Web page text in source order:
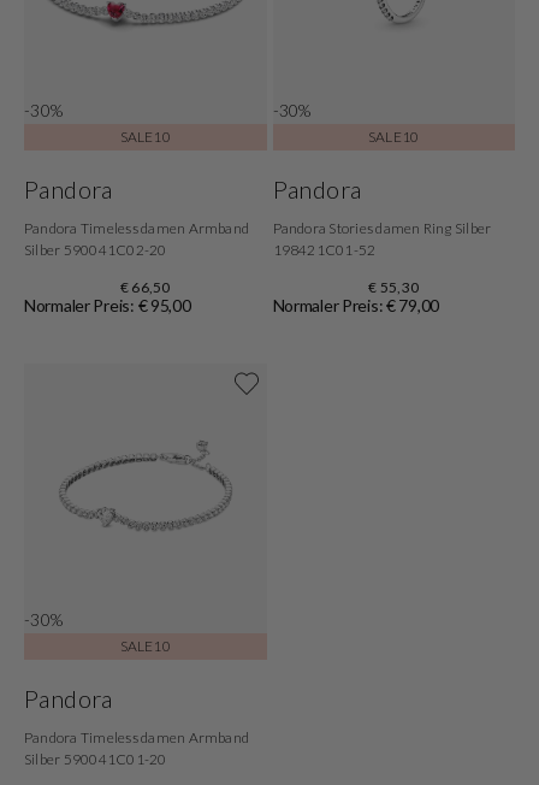
-30%
SALE10
Pandora
Pandora Timeless damen Armband
Silber 590041C02-20
€ 66,50
Normaler Preis: € 95,00
-30%
SALE10
Pandora
Pandora Stories damen Ring Silber
198421C01-52
€ 55,30
Normaler Preis: € 79,00
-30%
SALE10
Pandora
Pandora Timeless damen Armband
Silber 590041C01-20